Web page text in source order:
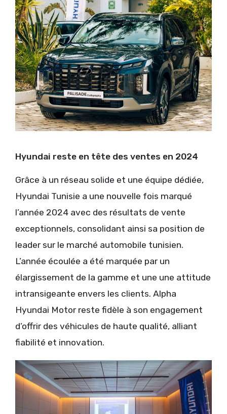
Hyundai reste en tête des ventes en 2024
Grâce à un réseau solide et une équipe dédiée,
Hyundai Tunisie a une nouvelle fois marqué
l’année 2024 avec des résultats de vente
exceptionnels, consolidant ainsi sa position de
leader sur le marché automobile tunisien.
L’année écoulée a été marquée par un
élargissement de la gamme et une une attitude
intransigeante envers les clients. Alpha
Hyundai Motor reste fidèle à son engagement
d’offrir des véhicules de haute qualité, alliant
fiabilité et innovation.